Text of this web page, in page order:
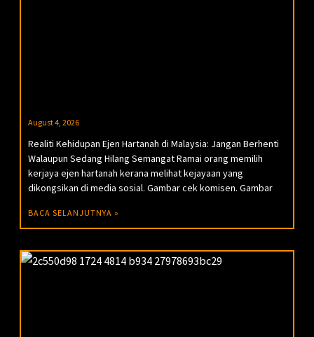
August 4, 2026
Realiti Kehidupan Ejen Hartanah di Malaysia: Jangan Berhenti
Walaupun Sedang Hilang Semangat Ramai orang memilih
kerjaya ejen hartanah kerana melihat kejayaan yang
dikongsikan di media sosial. Gambar cek komisen. Gambar
BACA SELANJUTNYA »